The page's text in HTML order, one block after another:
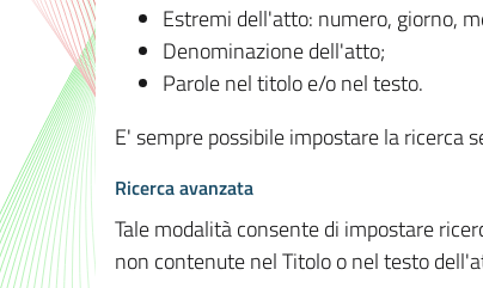
Estremi dell'atto: numero, giorno,
Denominazione dell'atto;
Parole nel titolo e/o nel testo.
E' sempre possibile impostare la ricerca
Ricerca avanzata
Tale modalità consente di impostare
non contenute nel Titolo o nel testo